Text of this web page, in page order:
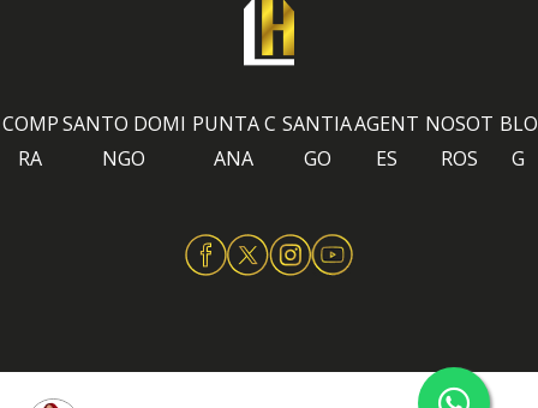
COMP
RA
SANTO DOMI
NGO
PUNTA C
ANA
SANTIA
GO
AGENT
ES
NOSOT
ROS
BLO
G